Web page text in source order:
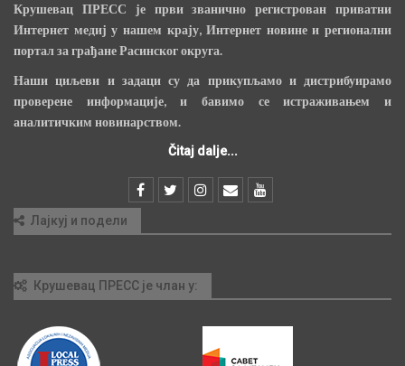
Крушевац ПРЕСС је први званично регистрован приватни
Интернет медиј у нашем крају, Интернет новине и регионални
портал за грађане Расинског округа.
Наши циљеви и задаци су да прикупљамо и дистрибуирамо
проверене информације, и бавимо се истраживањем и
аналитичким новинарством.
Čitaj dalje...
Лајкуј и подели
Крушевац ПРЕСС је члан у: